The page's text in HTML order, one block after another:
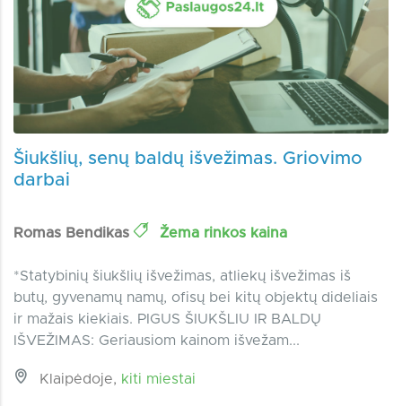
Šiukšlių, senų baldų išvežimas. Griovimo
darbai
Romas Bendikas Žema rinkos kaina
*Statybinių šiukšlių išvežimas, atliekų išvežimas iš
butų, gyvenamų namų, ofisų bei kitų objektų dideliais
ir mažais kiekiais. PIGUS ŠIUKŠLIU IR BALDŲ
IŠVEŽIMAS: Geriausiom kainom išvežam...
Klaipėdoje, kiti miestai